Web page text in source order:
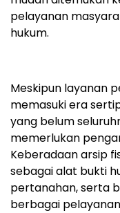
pelayanan
hukum.
Meskipun layanan
memasuki era
yang belum
memerlukan
Keberadaan arsip
sebagai alat bukti
pertanahan, serta
berbagai